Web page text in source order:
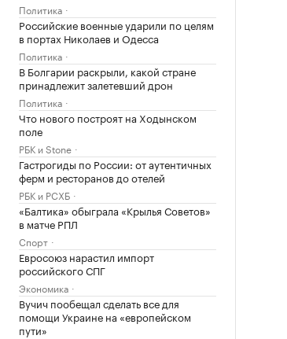
Политика
Российские военные ударили по целям
в портах Николаев и Одесса
Политика
В Болгарии раскрыли, какой стране
принадлежит залетевший дрон
Политика
Что нового построят на Ходынском
поле
РБК и Stone
Гастрогиды по России: от аутентичных
ферм и ресторанов до отелей
РБК и РСХБ
«Балтика» обыграла «Крылья Советов»
в матче РПЛ
Спорт
Евросоюз нарастил импорт
российского СПГ
Экономика
Вучич пообещал сделать все для
помощи Украине на «европейском
пути»